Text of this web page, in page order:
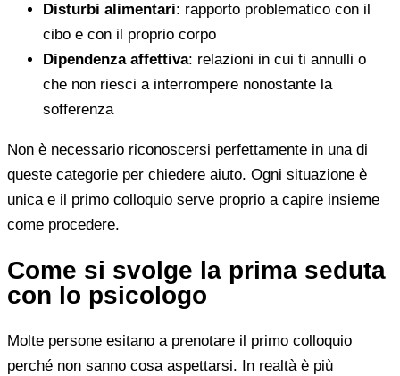
Disturbi alimentari: rapporto problematico con il
cibo e con il proprio corpo
Dipendenza affettiva: relazioni in cui ti annulli o
che non riesci a interrompere nonostante la
sofferenza
Non è necessario riconoscersi perfettamente in una di
queste categorie per chiedere aiuto. Ogni situazione è
unica e il primo colloquio serve proprio a capire insieme
come procedere.
Come si svolge la prima seduta
con lo psicologo
Molte persone esitano a prenotare il primo colloquio
perché non sanno cosa aspettarsi. In realtà è più